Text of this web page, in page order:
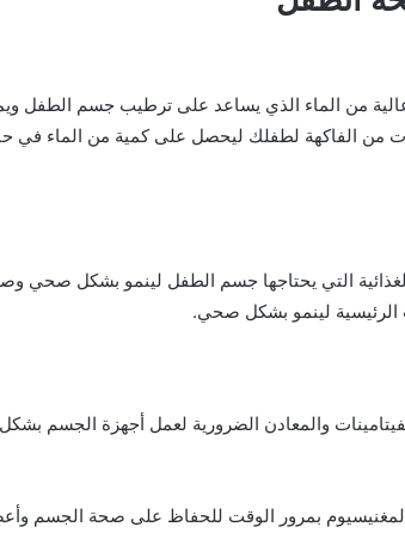
من الماء الذي يساعد على ترطيب جسم الطفل
من الفاكهة لطفلك ليحصل على كمية من الماء في
الغذائية التي يحتاجها جسم الطفل لينمو بشكل صحي
الرئيسية لينمو بشكل صحي.
بمرور الوقت للحفاظ على صحة الجسم